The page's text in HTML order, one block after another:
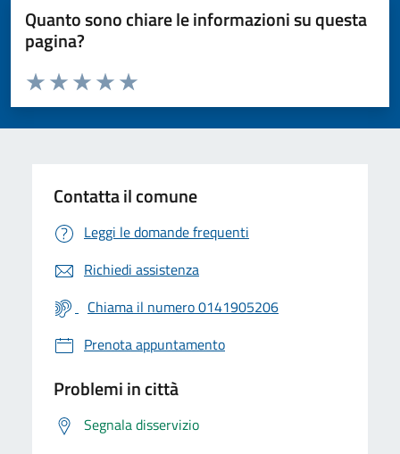
Quanto sono chiare le informazioni su questa
pagina?
Valuta da 1 a 5 stelle la pagina
Valuta 5 stelle su 5
Valuta 4 stelle su 5
Valuta 3 stelle su 5
Valuta 2 stelle su 5
Valuta 1 stelle su 5
Contatta il comune
Leggi le domande frequenti
Richiedi assistenza
Chiama il numero 0141905206
Prenota appuntamento
Problemi in città
Segnala disservizio